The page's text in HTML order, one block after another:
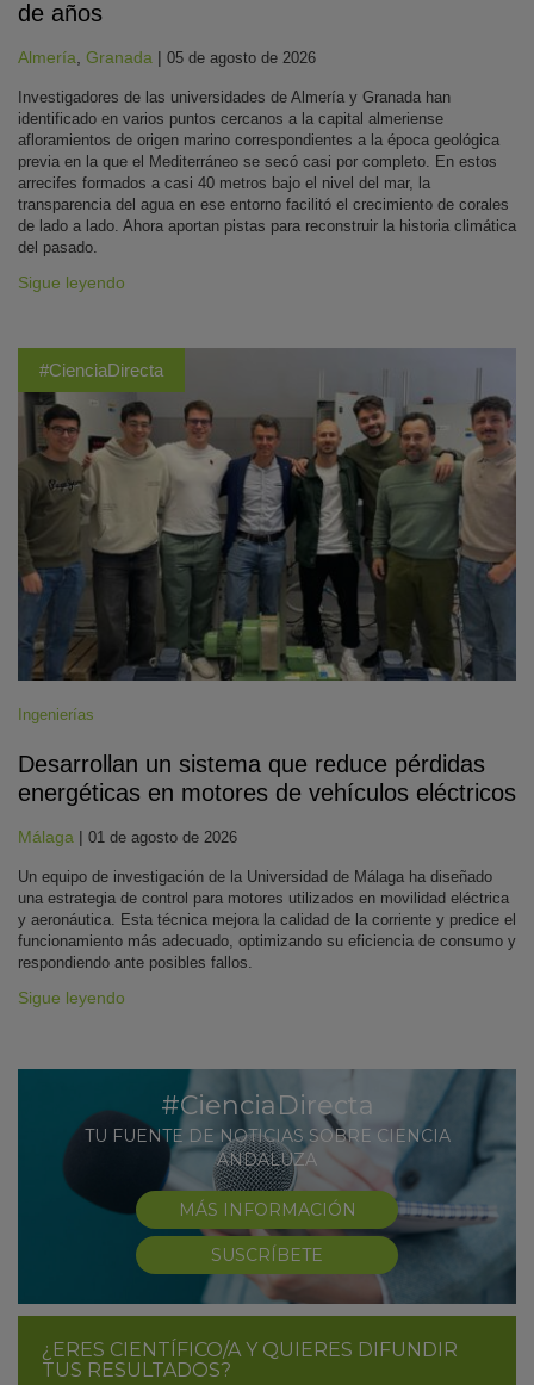
de años
Almería Granada | 05 de agosto de 2026
Investigadores de las universidades de Almería y Granada han
identificado en varios puntos cercanos a la capital almeriense
afloramientos de origen marino correspondientes a la época geológica
previa en la que el Mediterráneo se secó casi por completo. En estos
arrecifes formados a casi 40 metros bajo el nivel del mar, la
transparencia del agua en ese entorno facilitó el crecimiento de corales
de lado a lado. Ahora aportan pistas para reconstruir la historia climática
del pasado.
Sigue leyendo
#CienciaDirecta
Ingenierías
Desarrollan un sistema que reduce pérdidas
energéticas en motores de vehículos eléctricos
Málaga | 01 de agosto de 2026
Un equipo de investigación de la Universidad de Málaga ha diseñado
una estrategia de control para motores utilizados en movilidad eléctrica
y aeronáutica. Esta técnica mejora la calidad de la corriente y predice el
funcionamiento más adecuado, optimizando su eficiencia de consumo y
respondiendo ante posibles fallos.
Sigue leyendo
#CienciaDirecta
TU FUENTE DE NOTICIAS SOBRE CIENCIA
ANDALUZA
MÁS INFORMACIÓN
SUSCRÍBETE
¿ERES CIENTÍFICO/A Y QUIERES DIFUNDIR
TUS RESULTADOS?